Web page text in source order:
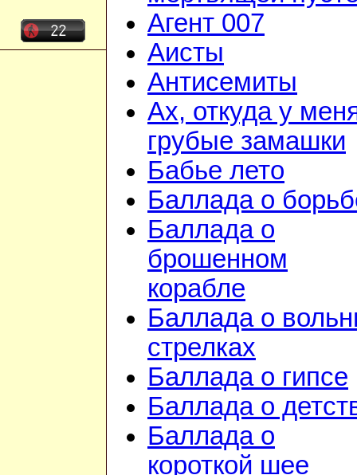
Агент 007
Аисты
Антисемиты
Ах, откуда у
грубые замашки
Бабье лето
Баллада о
Баллада о
брошенном
корабле
Баллада о
стрелках
Баллада о гипсе
Баллада о
Баллада о
короткой шее